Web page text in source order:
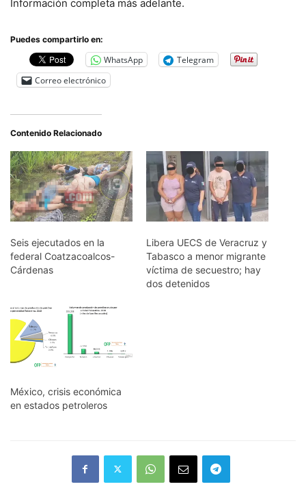
Información completa más adelante.
Puedes compartirlo en:
WhatsApp
Telegram
Correo electrónico
Contenido Relacionado
Seis ejecutados en la
federal Coatzacoalcos-
Cárdenas
Libera UECS de Veracruz y
Tabasco a menor migrante
víctima de secuestro; hay
dos detenidos
México, crisis económica
en estados petroleros